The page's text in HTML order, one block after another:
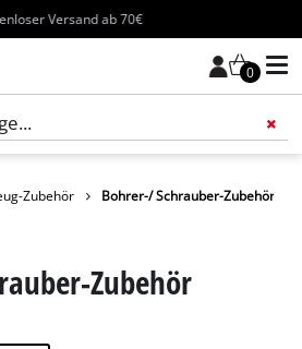
Versand ab 70€
0
Zubehör Bohrer-/ Schrauber-Zubehör
Zubehör